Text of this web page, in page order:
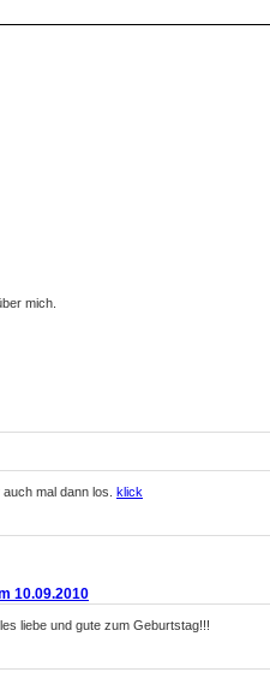
mich.
mal dann los. klick
10.09.2010
liebe und gute zum Geburtstag!!!